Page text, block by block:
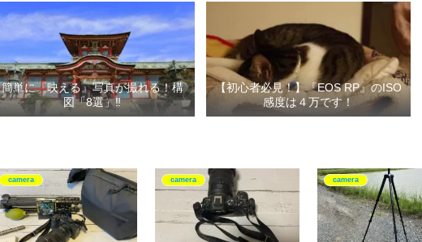
簡単に『映える』写真が撮れる！構
図「8選」‼
【初心者必見！】『EOS RP』のISO
感度は４万です！
camera camera camera